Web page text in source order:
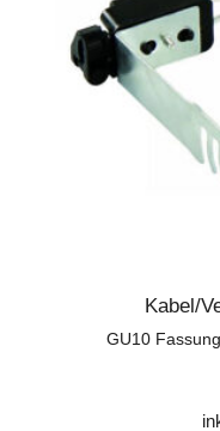
Kabel/
GU10